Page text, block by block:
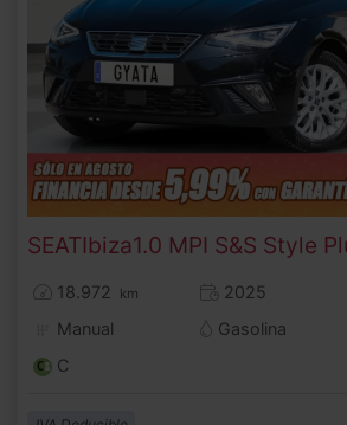
SEATIbiza
18.972 km
2025
Manual
Gasolina
C